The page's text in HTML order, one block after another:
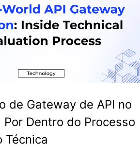
de Gateway de API no
Por Dentro do Processo
Técnica